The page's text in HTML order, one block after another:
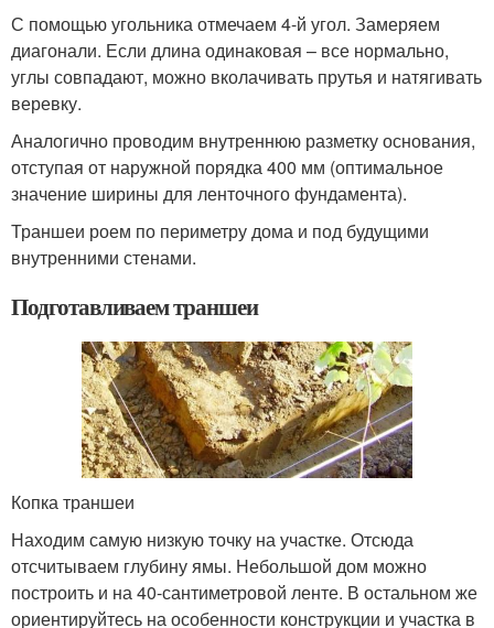
С помощью угольника отмечаем 4-й угол. Замеряем
диагонали. Если длина одинаковая – все нормально,
углы совпадают, можно вколачивать прутья и натягивать
веревку.
Аналогично проводим внутреннюю разметку основания,
отступая от наружной порядка 400 мм (оптимальное
значение ширины для ленточного фундамента).
Траншеи роем по периметру дома и под будущими
внутренними стенами.
Подготавливаем траншеи
Копка траншеи
Находим самую низкую точку на участке. Отсюда
отсчитываем глубину ямы. Небольшой дом можно
построить и на 40-сантиметровой ленте. В остальном же
ориентируйтесь на особенности конструкции и участка в